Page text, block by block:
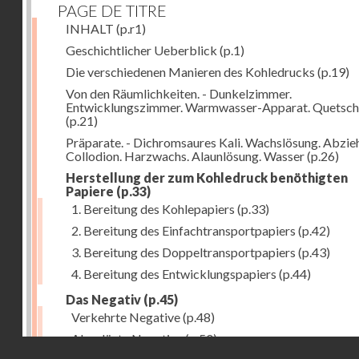
PAGE DE TITRE
INHALT (p.r1)
Geschichtlicher Ueberblick (p.1)
Die verschiedenen Manieren des Kohledrucks (p.19)
Von den Räumlichkeiten. - Dunkelzimmer.
Entwicklungszimmer. Warmwasser-Apparat.
(p.21)
Präparate. - Dichromsaures Kali. Wachslösung.
Collodion. Harzwachs. Alaunlösung. Wasser(p.26)
Herstellung der zum Kohledruck benöthigten
Papiere (p.33)
1. Bereitung des Kohlepapiers (p.33)
2. Bereitung des Einfachtransportpapiers (p.42)
3. Bereitung des Doppeltransportpapiers (p.43)
4. Bereitung des Entwicklungspapiers (p.44)
Das Negativ (p.45)
Verkehrte Negative(p.48)
Abgelöste Negative(p.50)